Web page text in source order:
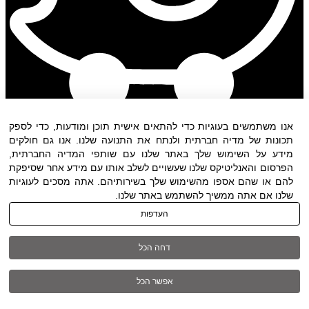
תנאי שימוש|הצהרת נגישות| כל
הזכויות שמורות ל DWO ©
03-6005572
אנו משתמשים בעוגיות כדי להתאים אישית תוכן ומודעות, כדי לספק
תכונות של מדיה חברתית ולנתח את התנועה שלנו. אנו גם חולקים
מידע על השימוש שלך באתר שלנו עם שותפי המדיה החברתית,
הפרסום והאנליטיקס שלנו שעשויים לשלב אותו עם מידע אחר שסיפקת
להם או שהם אספו מהשימוש שלך בשירותיהם. אתה מסכים לעוגיות
שלנו אם אתה ממשיך להשתמש באתר שלנו.
העדפות
דחה הכל
אפשר הכל